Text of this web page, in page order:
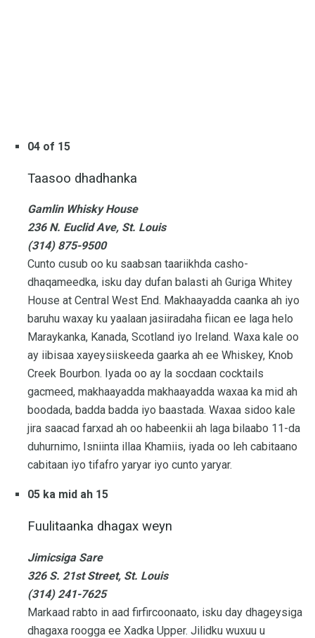
04 of 15
Taasoo dhadhanka
Gamlin Whisky House
236 N. Euclid Ave, St. Louis
(314) 875-9500
Cunto cusub oo ku saabsan taariikhda casho-
dhaqameedka, isku day dufan balasti ah Guriga Whitey
House at Central West End. Makhaayadda caanka ah iyo
baruhu waxay ku yaalaan jasiiradaha fiican ee laga helo
Maraykanka, Kanada, Scotland iyo Ireland. Waxa kale oo
ay iibisaa xayeysiiskeeda gaarka ah ee Whiskey, Knob
Creek Bourbon. Iyada oo ay la socdaan cocktails
gacmeed, makhaayadda makhaayadda waxaa ka mid ah
boodada, badda badda iyo baastada. Waxaa sidoo kale
jira saacad farxad ah oo habeenkii ah laga bilaabo 11-da
duhurnimo, Isniinta illaa Khamiis, iyada oo leh cabitaano
cabitaan iyo tifafro yaryar iyo cunto yaryar.
05 ka mid ah 15
Fuulitaanka dhagax weyn
Jimicsiga Sare
326 S. 21st Street, St. Louis
(314) 241-7625
Markaad rabto in aad firfircoonaato, isku day dhageysiga
dhagaxa roogga ee Xadka Upper. Jilidku wuxuu u